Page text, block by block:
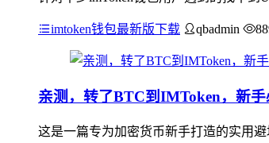
imtoken钱包最新版下载 qbadmin
亲测，转了BTC到IMToken，新
这是一篇专为加密货币新手打造的实用